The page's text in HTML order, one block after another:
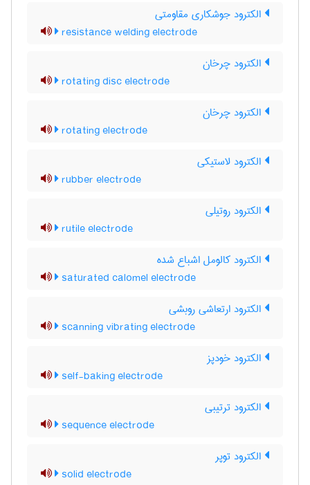
الکترود جوشکاری مقاومتی
resistance welding electrode
الکترود چرخان
rotating disc electrode
الکترود چرخان
rotating electrode
الکترود لاستیکی
rubber electrode
الکترود روتیلی
rutile electrode
الکترود کالومل اشباع شده
saturated calomel electrode
الکترود ارتعاشی روبشی
scanning vibrating electrode
الکترود خودپز
self-baking electrode
الکترود ترتیبی
sequence electrode
الکترود توپر
solid electrode